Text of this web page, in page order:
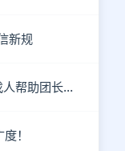
新规
快团团的运营逻辑：找货与找人，淘宝找人帮助团长解决货源
！